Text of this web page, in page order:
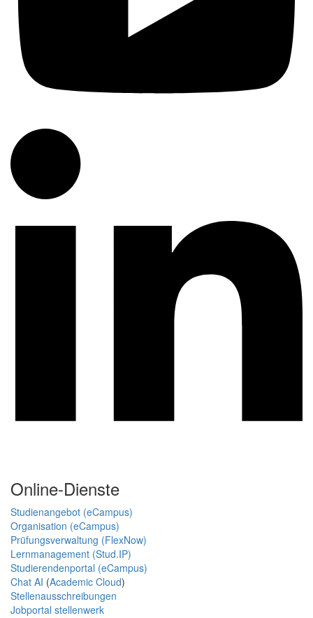
Online-Dienste
Studienangebot (eCampus)
Organisation (eCampus)
Prüfungsverwaltung (FlexNow)
Lernmanagement (Stud.IP)
Studierendenportal (eCampus)
Chat AI (Academic Cloud)
Stellenausschreibungen
Jobportal stellenwerk